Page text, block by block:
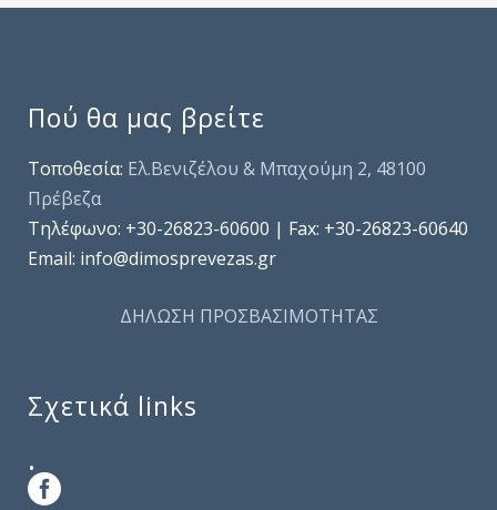
Πού θα μας βρείτε
Τοποθεσία: Ελ.Βενιζέλου & Μπαχούμη 2, 48100
Πρέβεζα
Τηλέφωνo: +30-26823-60600 | Fax: +30-26823-60640
Email: info@dimosprevezas.gr
ΔΗΛΩΣΗ ΠΡΟΣΒΑΣΙΜΟΤΗΤΑΣ
Σχετικά links
.